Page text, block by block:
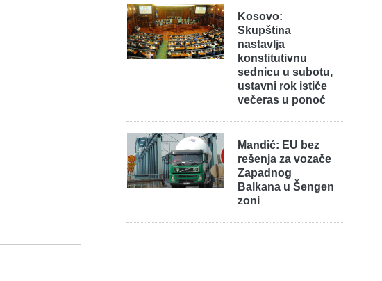
Kosovo:
Skupština
nastavlja
konstitutivnu
sednicu u subotu,
ustavni rok ističe
večeras u ponoć
Mandić: EU bez
rešenja za vozače
Zapadnog
Balkana u Šengen
zoni